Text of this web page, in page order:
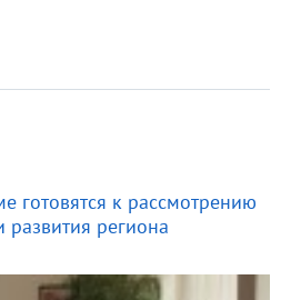
готовятся к рассмотрению
развития региона